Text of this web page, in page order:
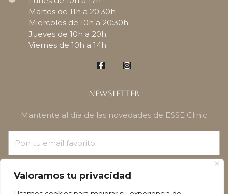
Valoramos tu privacidad
Martes de 11h a 20:30h
Miercoles de 10h a 20:30h
Jueves de 10h a 20h
Viernes de 10h a 14h
Newsletter
Mantente al día de las novedades de ESSE Clinic
¡SUSCRÍBETE!